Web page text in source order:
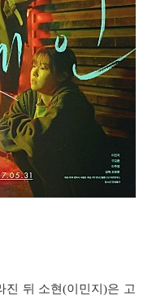
진 뒤 소현(이민지)은 고